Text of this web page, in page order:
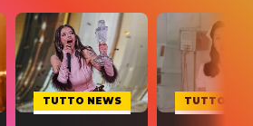
TUTTO NEWS TUTTO